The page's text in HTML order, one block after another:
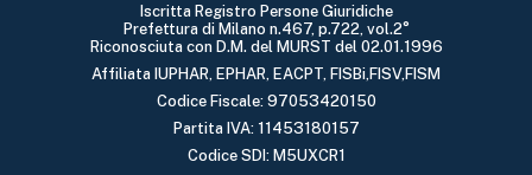
Iscritta Registro Persone Giuridiche
Prefettura di Milano n.467, p.722, vol.2°
Riconosciuta con D.M. del MURST del 02.01.1996
Affiliata IUPHAR, EPHAR, EACPT, FISBi,FISV,FISM
Codice Fiscale: 97053420150
Partita IVA: 11453180157
Codice SDI: M5UXCR1